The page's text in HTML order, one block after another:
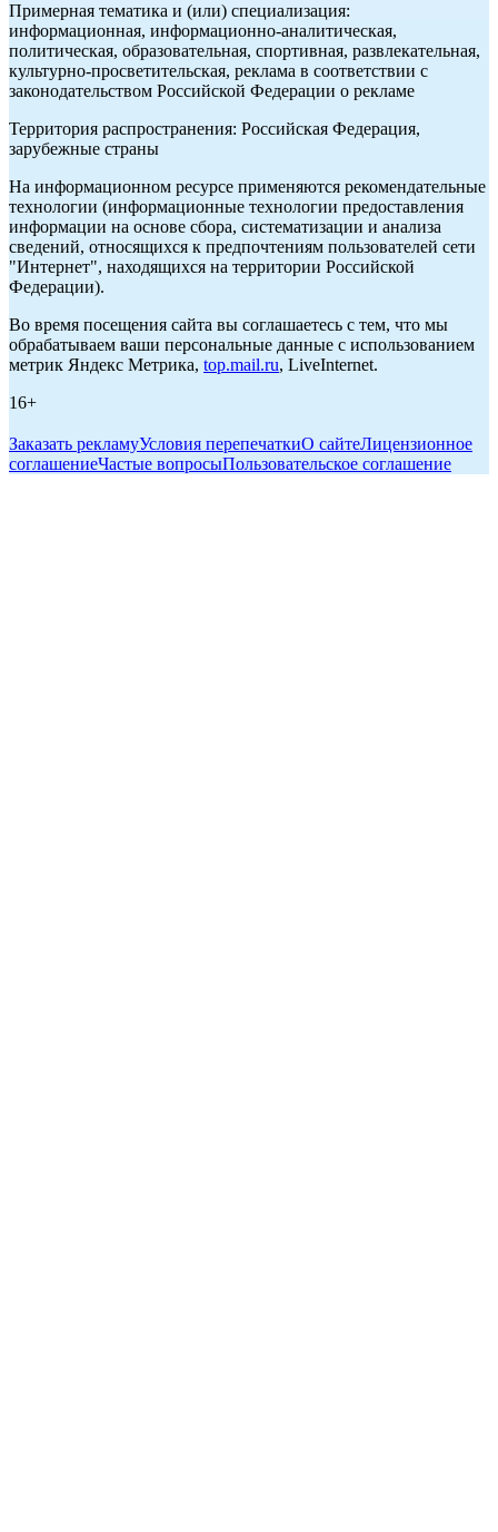
Примерная тематика и (или) специализация:
информационная, информационно-аналитическая,
политическая, образовательная, спортивная, развлекательная,
культурно-просветительская, реклама в соответствии с
законодательством Российской Федерации о рекламе
Территория распространения: Российская Федерация,
зарубежные страны
На информационном ресурсе применяются рекомендательные
технологии (информационные технологии предоставления
информации на основе сбора, систематизации и анализа
сведений, относящихся к предпочтениям пользователей сети
"Интернет", находящихся на территории Российской
Федерации).
Во время посещения сайта вы соглашаетесь с тем, что мы
обрабатываем ваши персональные данные с использованием
метрик Яндекс Метрика, top.mail.ru, LiveInternet.
16+
Заказать рекламуУсловия перепечаткиО сайтеЛицензионное
соглашениеЧастые вопросыПользовательское соглашение